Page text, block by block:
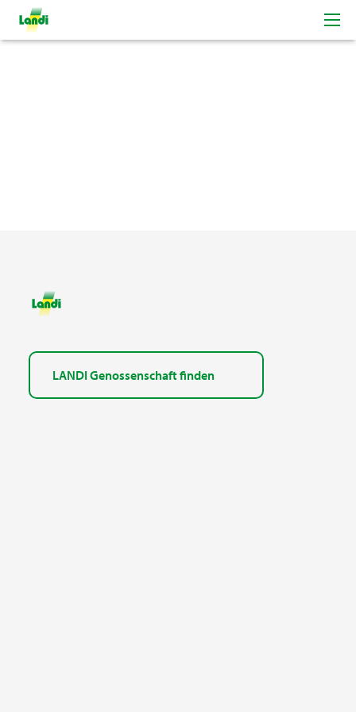
LANDI Genossenschaft finden